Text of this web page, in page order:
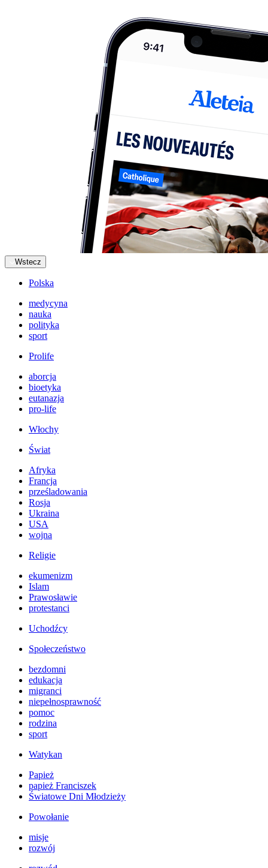
Wstecz
Polska
medycyna
nauka
polityka
sport
Prolife
aborcja
bioetyka
eutanazja
pro-life
Włochy
Świat
Afryka
Francja
prześladowania
Rosja
Ukraina
USA
wojna
Religie
ekumenizm
Islam
Prawosławie
protestanci
Uchodźcy
Społeczeństwo
bezdomni
edukacja
migranci
niepełnosprawność
pomoc
rodzina
sport
Watykan
Papież
papież Franciszek
Światowe Dni Młodzieży
Powołanie
misje
rozwój